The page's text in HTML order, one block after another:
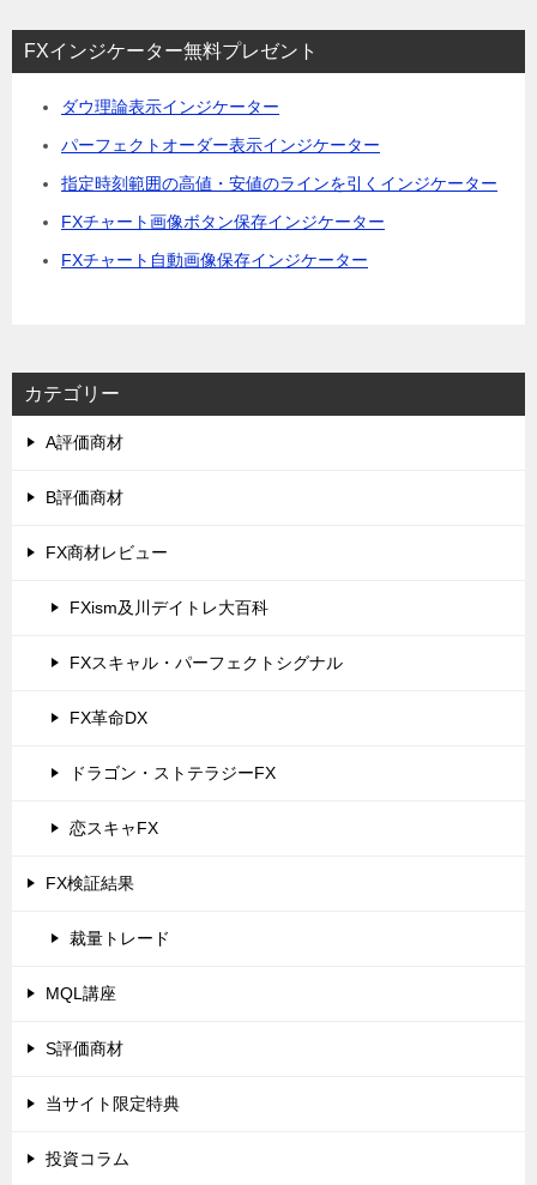
FXインジケーター無料プレゼント
ダウ理論表示インジケーター
パーフェクトオーダー表示インジケーター
指定時刻範囲の高値・安値のラインを引くインジケーター
FXチャート画像ボタン保存インジケーター
FXチャート自動画像保存インジケーター
カテゴリー
A評価商材
B評価商材
FX商材レビュー
FXism及川デイトレ大百科
FXスキャル・パーフェクトシグナル
FX革命DX
ドラゴン・ストテラジーFX
恋スキャFX
FX検証結果
裁量トレード
MQL講座
S評価商材
当サイト限定特典
投資コラム